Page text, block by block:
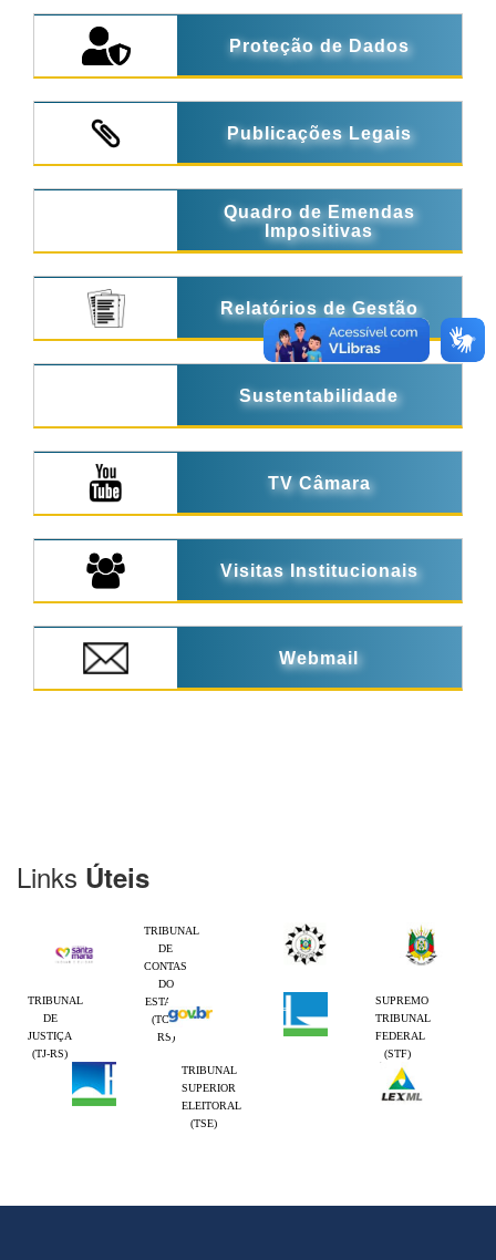
Proteção de Dados
Publicações Legais
Quadro de Emendas
Impositivas
Relatórios de Gestão
Sustentabilidade
TV Câmara
Visitas Institucionais
Webmail
Links Úteis
TRIBUNAL
DE
CONTAS
DO
ESTADO
(TCE-
RS)
TRIBUNAL
DE
JUSTIÇA
(TJ-RS)
SUPREMO
TRIBUNAL
FEDERAL
(STF)
TRIBUNAL
SUPERIOR
ELEITORAL
(TSE)